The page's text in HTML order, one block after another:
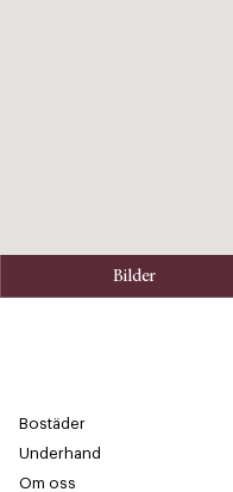
Bilder
Bostäder
Underhand
Om oss